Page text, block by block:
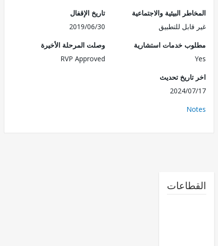
البيئية والاجتماعية
للتطبيق
تاريخ الإقفال
2019/06/30
خدمات استشارية
وصلت المرحلة الأخيرة
RVP Approved
تحديث
2024/